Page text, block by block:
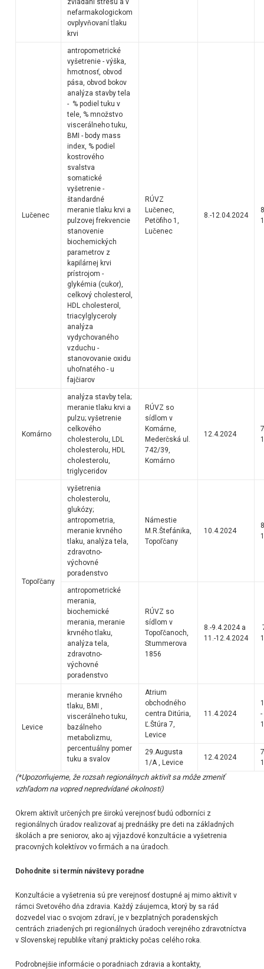
nefarmakologickom
ovplyvňovaní tlaku
krvi
Lučenec
antropometrické
vyšetrenie - výška,
hmotnosť, obvod
pása, obvod bokov
analýza stavby tela
- % podiel tuku v
tele, % množstvo
viscerálneho tuku,
BMI - body mass
index, % podiel
kostrového
svalstva
somatické
vyšetrenie -
štandardné
meranie tlaku krvi a
pulzovej frekvencie
stanovenie
biochemických
parametrov z
kapilárnej krvi
prístrojom -
glykémia (cukor),
celkový cholesterol,
HDL cholesterol,
triacylglyceroly
analýza
vydychovaného
vzduchu -
stanovovanie oxidu
uhoľnatého - u
fajčiarov
RÚVZ
Lučenec,
Petöfiho 1,
Lučenec
8.-12.04.2024
Komárno
analýza stavby tela;
meranie tlaku krvi a
pulzu; vyšetrenie
celkového
cholesterolu, LDL
cholesterolu, HDL
cholesterolu,
triglyceridov
RÚVZ so
sídlom v
Komárne,
Mederčská ul.
742/39,
Komárno
12.4.2024
Topoľčany
vyšetrenia
cholesterolu,
glukózy;
antropometria,
meranie krvného
tlaku, analýza tela,
zdravotno-
výchovné
poradenstvo
Námestie
M.R.Štefánika,
Topoľčany
10.4.2024
antropometrické
merania,
biochemické
merania, meranie
krvného tlaku,
analýza tela,
zdravotno-
výchovné
poradenstvo
RÚVZ so
sídlom v
Topoľčanoch,
Stummerova
1856
8.-9.4.2024 a
11.-12.4.2024
Levice
meranie krvného
tlaku, BMI ,
viscerálneho tuku,
bazálneho
metabolizmu,
percentuálny pomer
tuku a svalov
Atrium
obchodného
centra Ditúria,
Ľ.Štúra 7,
Levice
11.4.2024
-
29.Augusta
1/A , Levice
12.4.2024
(*Upozorňujeme, že rozsah regionálnych aktivít sa môže zmeniť
vzhľadom na vopred nepredvídané okolnosti)
Okrem aktivít určených pre širokú verejnosť budú odborníci z
regionálnych úradov realizovať aj prednášky pre deti na základných
školách a pre seniorov, ako aj výjazdové konzultácie a vyšetrenia
pracovných kolektívov vo firmách a na úradoch.
Dohodnite si termín návštevy poradne
Konzultácie a vyšetrenia sú pre verejnosť dostupné aj mimo aktivít v
rámci Svetového dňa zdravia. Každý záujemca, ktorý by sa rád
dozvedel viac o svojom zdraví, je v bezplatných poradenských
centrách zriadených pri regionálnych úradoch verejného zdravotníctva
v Slovenskej republike vítaný prakticky počas celého roka.
Podrobnejšie informácie o poradniach zdravia a kontakty,